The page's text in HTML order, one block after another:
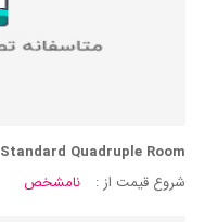
Standard Quadruple Room
شروع قیمت از :
نامشخص